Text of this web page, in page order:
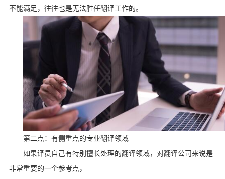
不能满足，往往也是无法胜任翻译工作的。
第二点：有侧重点的专业翻译领域
如果译员自己有特别擅长处理的翻译领域，对翻译公司来说是
非常重要的一个参考点，